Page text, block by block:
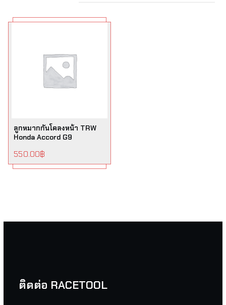
ลูกหมากกันโคลงหน้า TRW
Honda Accord G9
550.00฿
ติดต่อ RACETOOL